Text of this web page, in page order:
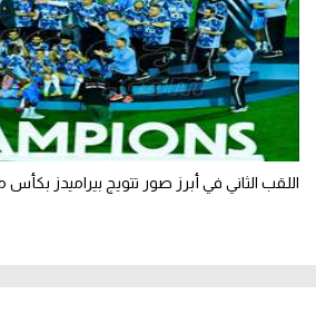
اللقب الثاني في أبرز صور تتويج بيراميدز